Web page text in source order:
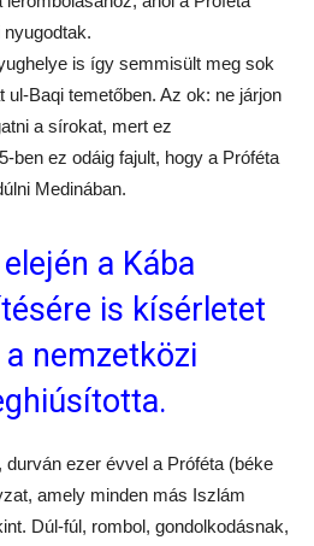
is így semmisült meg sok
Baqi temetőben. Az ok: ne járjon
a sírokat, mert ez
ben ez odáig fajult, hogy a Próféta
Medinában.
a Kába
is kísérletet
nemzetközi
durván ezer évvel a Próféta (béke
amely minden más Iszlám
Dúl-fúl, rombol, gondolkodásnak,